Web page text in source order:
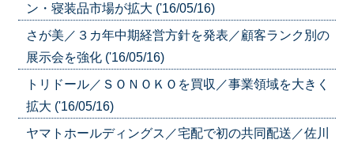
ン・寝装品市場が拡大 ('16/05/16)
さが美／３カ年中期経営方針を発表／顧客ランク別の
展示会を強化 ('16/05/16)
トリドール／ＳＯＮＯＫＯを買収／事業領域を大きく
拡大 ('16/05/16)
ヤマトホールディングス／宅配で初の共同配送／佐川